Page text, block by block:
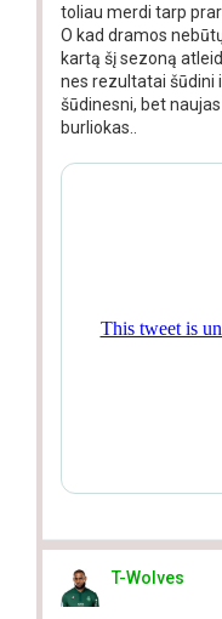
toliau merdi tarp
O kad dramos
kartą šį sezoną
nes rezultatai šūdini
šūdinesni, bet
burliokas..
T-Wolves